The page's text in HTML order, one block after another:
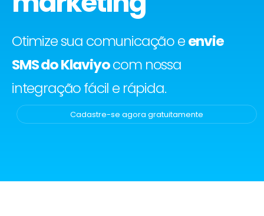
Otimize sua comunicação eenvie
SMS do Klaviyocom nossa
integração fácil e rápida.
Cadastre-se agora gratuitamente